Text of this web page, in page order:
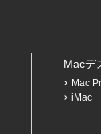
Macデ
Mac
iMac